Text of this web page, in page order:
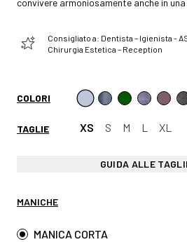
convivere armoniosamente anche in una
Consigliato a: Dentista – Igienista -
Chirurgia Estetica – Reception
COLORI
TAGLIE XS S M L XL
GUIDA ALLE
MANICHE
MANICA CORTA